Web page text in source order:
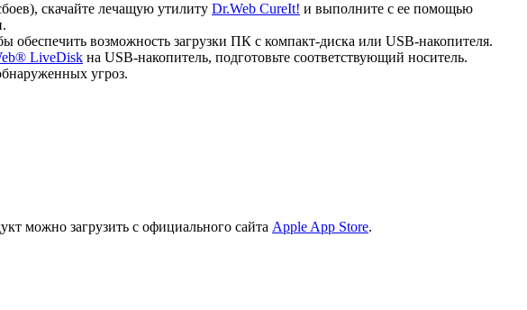
скачайте лечащую утилиту Dr.Web CureIt! и выполните с ее помощью
возможность загрузки ПК с компакт-диска или USB-накопителя.
LiveDisk на USB-накопитель, подготовьте соответствующий носитель.
угроз.
можно загрузить с официального сайта Apple App Store.